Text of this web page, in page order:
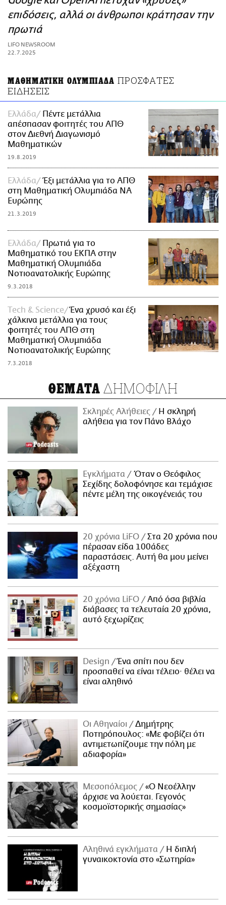
ΑΜΠΑ
PRINT
επιδόσεις, αλλά οι άνθρωποι κράτησαν την
πρωτιά
LIFO NEWSROOM
22.7.2025
ΜΑΘΗΜΑΤΙΚΗ ΟΛΥΜΠΙΑΔΑ ΠΡΟΣΦΑΤΕΣ
ΕΙΔΗΣΕΙΣ
Ελλάδα
Πέντε μετάλλια
απέσπασαν φοιτητές του ΑΠΘ
στον Διεθνή Διαγωνισμό
Μαθηματικών
19.8.2019
Ελλάδα
Έξι μετάλλια για το ΑΠΘ
στη Μαθηματική Ολυμπιάδα ΝΑ
Ευρώπης
21.3.2019
Ελλάδα
Πρωτιά για το
Μαθηματικό του ΕΚΠΑ στην
Μαθηματική Ολυμπιάδα
Νοτιοανατολικής Ευρώπης
9.3.2018
Τech & Science
Ένα χρυσό και έξι
χάλκινα μετάλλια για τους
φοιτητές του ΑΠΘ στη
Μαθηματική Ολυμπιάδα
Νοτιοανατολικής Ευρώπης
7.3.2018
ΘΕΜΑΤΑ ΔΗΜΟΦΙΛΗ
Σκληρές Αλήθειες
H σκληρή
αλήθεια για τον Πάνο Βλάχο
Εγκλήματα
Όταν ο Θεόφιλος
Σεχίδης δολοφόνησε και τεμάχισε
πέντε μέλη της οικογένειάς του
20 χρόνια LiFO
Στα 20 χρόνια που
πέρασαν είδα 100άδες
παραστάσεις. Αυτή θα μου μείνει
αξέχαστη
20 χρόνια LiFO
Από όσα βιβλία
διάβασες τα τελευταία 20 χρόνια,
αυτό ξεχωρίζεις
Design
Ένα σπίτι που δεν
προσπαθεί να είναι τέλειο· θέλει να
είναι αληθινό
Οι Αθηναίοι
Δημήτρης
Ποτηρόπουλος: «Με φοβίζει ότι
αντιμετωπίζουμε την πόλη με
αδιαφορία»
Μεσοπόλεμος
«Ο Νεοέλλην
άρχισε να λούεται. Γεγονός
κοσμοϊστορικής σημασίας»
Αληθινά εγκλήματα
Η διπλή
γυναικοκτονία στο «Σωτηρία»